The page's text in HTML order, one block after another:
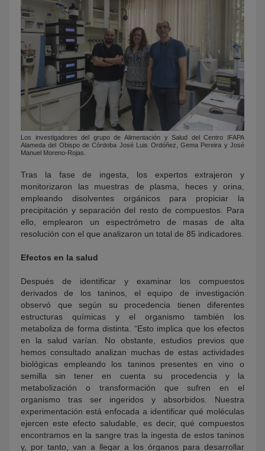
Los investigadores del grupo de Alimentación y Salud del Centro IFAPA
Alameda del Obispo de Córdoba José Luis Ordóñez, Gema Pereira y José
Manuel Moreno-Rojas.
Tras la fase de ingesta, los expertos extrajeron y
monitorizaron las muestras de plasma, heces y orina,
empleando disolventes orgánicos para propiciar la
precipitación y separación del resto de compuestos. Para
ello, emplearon un espectrómetro de masas de alta
resolución con el que analizaron un total de 85 indicadores.
Efectos en la salud
Después de identificar y examinar los compuestos
derivados de los taninos, el equipo de investigación
observó que según su procedencia tienen diferentes
estructuras químicas y el organismo también los
metaboliza de forma distinta. “Esto implica que los efectos
en la salud varían. No obstante, estudios previos que
hemos consultado analizan muchas de estas actividades
biológicas empleando los taninos presentes en vino o
semilla sin tener en cuenta su procedencia y la
metabolización o transformación que sufren en el
organismo tras ser ingeridos y absorbidos. Nuestra
experimentación está enfocada a identificar qué moléculas
ejercen este efecto saludable, es decir, qué compuestos
encontramos en la sangre tras la ingesta de estos taninos
y, por tanto, van a llegar a los órganos para desarrollar